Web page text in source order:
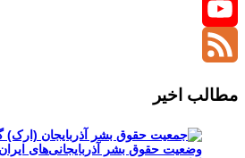
Twitter
YouTube
مطالب اخیر